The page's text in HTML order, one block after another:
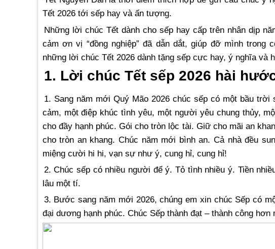
Tết 2026 tới sếp hay và ấn tượng.
Những lời chúc Tết dành cho sếp hay cấp trên nhân dịp
cảm ơn vị “đồng nghiệp” đã dẫn dắt, giúp đỡ mình trong
những lời chúc Tết 2026 dành tặng sếp cực hay, ý nghĩa và
1. Lời chúc Tết sếp 2026 hài
1. Sang năm mới Quý Mão 2026 chúc sếp có một bầu
cảm, một điệp khúc tình yêu, một người yêu chung thủy,
cho đầy hạnh phúc. Gói cho tròn lộc tài. Giữ cho mãi an
cho tròn an khang. Chúc năm mới bình an. Cả nhà đều
miệng cười hi hi, vạn sự như ý, cung hỉ, cung hỉ!
2. Chúc sếp có nhiều người để ý. Tỏ tình nhiều ý. Tiền
lâu một tí.
3. Bước sang năm mới 2026, chúng em xin chúc Sếp có
đại dương hạnh phúc. Chúc Sếp thành đạt – thành công